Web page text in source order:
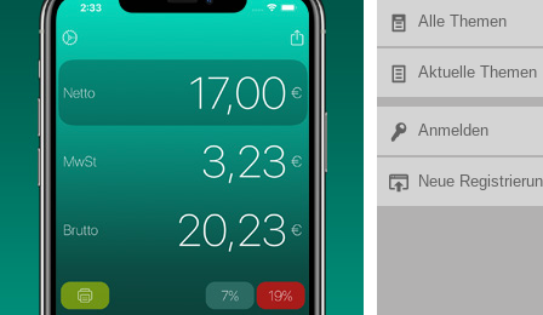
Alle Themen
Aktuelle Themen
Anmelden
Neue